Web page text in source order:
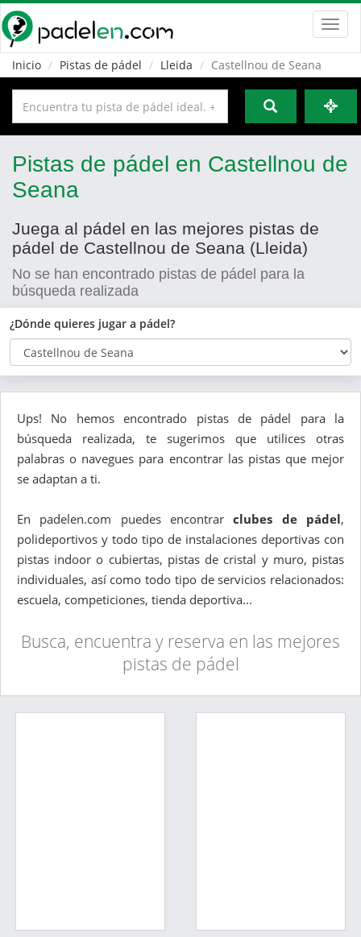
Inicio
Pistas de pádel Lleida Castellnou de Seana
Pistas de pádel en Castellnou de
Seana
Juega al pádel en las mejores pistas de
pádel de Castellnou de Seana (Lleida)
No se han encontrado pistas de pádel para la
búsqueda realizada
¿Dónde quieres jugar a pádel?
Ups! No hemos encontrado pistas de pádel para la
búsqueda realizada, te sugerimos que utilices otras
palabras o navegues para encontrar las pistas que mejor
se adaptan a ti.
En padelen.com puedes encontrarclubes de pádel,
polideportivos y todo tipo de instalaciones deportivas con
pistas indoor o cubiertas, pistas de cristal y muro, pistas
individuales, así como todo tipo de servicios relacionados:
escuela, competiciones, tienda deportiva...
Busca, encuentra y reserva en las mejores
pistas de pádel